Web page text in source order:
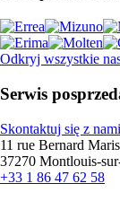
Odkryj wszystkie
Serwis
Skontaktuj się z nami
11 rue Bernard Maris
37270 Montlouis-
+33 1 86 47 62 58